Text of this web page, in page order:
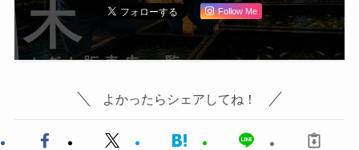
Follow Me
よかったらシェアしてね！